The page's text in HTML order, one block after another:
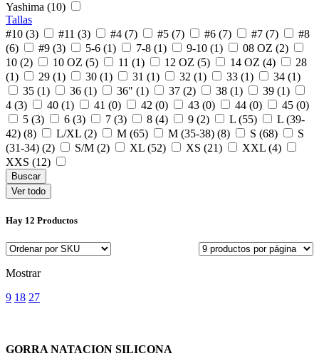
Yashima (10)
Tallas
#10 (3)
#11 (3) #4 (7) #5 (7) #6 (7) #7 (7)
#8
(6)
#9 (3) 5-6 (1) 7-8 (1) 9-10 (1)
08 OZ (2)
10 (2)
10 OZ (5) 11 (1) 12 OZ (5) 14 OZ (4)
28
(1)
29 (1) 30 (1) 31 (1) 32 (1) 33 (1)
34 (1)
35 (1)
36 (1) 36" (1) 37 (2) 38 (1)
39 (1)
4 (3)
40 (1) 41 (0) 42 (0) 43 (0) 44 (0)
45 (0)
5 (3)
6 (3) 7 (3) 8 (4) 9 (2) L (55)
L (39-
42) (8)
L/XL (2) M (65) M (35-38) (8) S (68)
S
(31-34) (2)
S/M (2) XL (52) XS (21)
XXL (4)
XXS (12)
Ver todo
Hay 12 Productos
Mostrar
9 18 27
GORRA NATACION SILICONA